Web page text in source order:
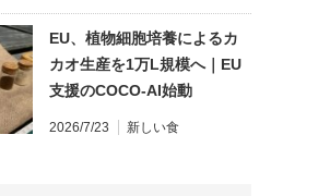
EU、植物細胞培養によるカ
カオ生産を1万L規模へ｜EU
支援のCOCO-AI始動
2026/7/23 新しい食